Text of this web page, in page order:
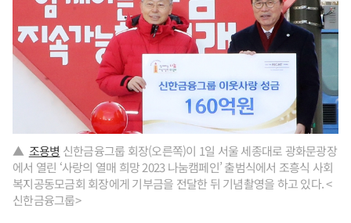
▲ 조용병 신한금융그룹 회장(오른쪽)이 1일 서울 세종대로 광화문광장
에서 열린 ‘사랑의 열매 희망 2023 나눔캠페인’ 출범식에서 조흥식 사회
복지공동모금회 회장에게 기부금을 전달한 뒤 기념촬영을 하고 있다. <
신한금융그룹>